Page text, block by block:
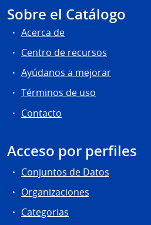
Sobre el Catálogo
Acerca de
Centro de recursos
Ayúdanos a mejorar
Términos de uso
Contacto
Acceso por perfiles
Conjuntos de Datos
Organizaciones
Categorias